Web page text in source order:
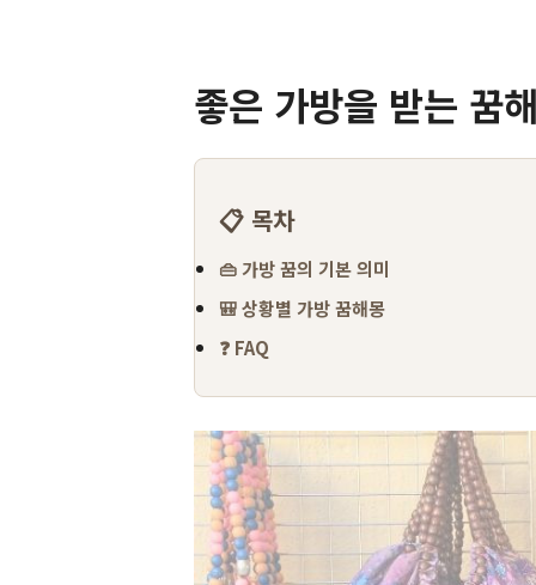
좋은 가방을 받는 꿈
📋 목차
👜 가방 꿈의 기본 의미
🎒 상황별 가방 꿈해몽
❓ FAQ